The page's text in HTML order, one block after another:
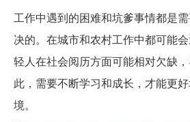
工作中遇到的困难和坑爹事情都是
决的。在城市和农村工作中都可能
轻人在社会阅历方面可能相对欠缺
此，需要不断学习和成长，才能更
境。